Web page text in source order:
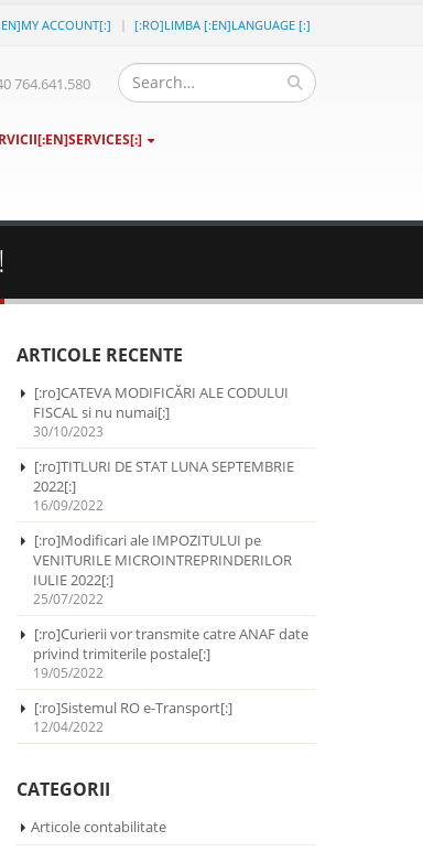
ACCOUNT[:] [:RO]LIMBA [:EN]LANGUAGE [:]
764.641.580
ARTICOLE RECENTE
[:ro]CATEVA MODIFICĂRI ALE CODULUI
FISCAL si nu numai[:]
30/10/2023
[:ro]TITLURI DE STAT LUNA SEPTEMBRIE
2022[:]
16/09/2022
[:ro]Modificari ale IMPOZITULUI pe
VENITURILE MICROINTREPRINDERILOR
IULIE 2022[:]
25/07/2022
[:ro]Curierii vor transmite catre ANAF date
privind trimiterile postale[:]
19/05/2022
[:ro]Sistemul RO e-Transport[:]
12/04/2022
CATEGORII
Articole contabilitate